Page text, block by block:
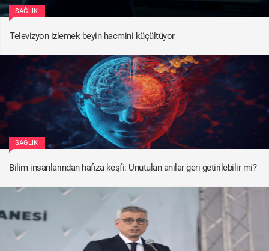
SAĞLIK
Televizyon izlemek beyin hacmini küçültüyor
SAĞLIK
Bilim insanlarından hafıza keşfi: Unutulan anılar geri getirilebilir mi?